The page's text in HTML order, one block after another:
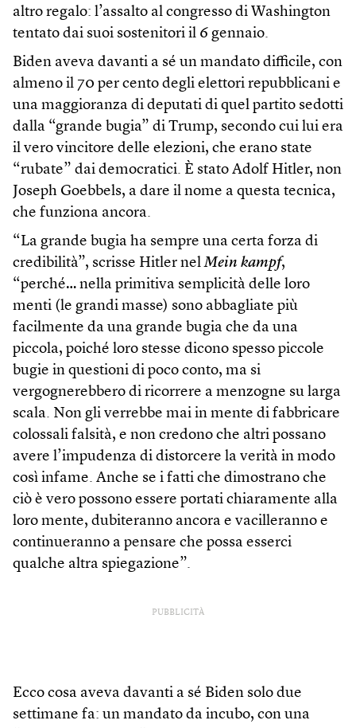
altro regalo: l’assalto al congresso di Washington
tentato dai suoi sostenitori il 6 gennaio.
Biden aveva davanti a sé un mandato difficile, con
almeno il 70 per cento degli elettori repubblicani e
una maggioranza di deputati di quel partito sedotti
dalla “grande bugia” di Trump, secondo cui lui era
il vero vincitore delle elezioni, che erano state
“rubate” dai democratici. È stato Adolf Hitler, non
Joseph Goebbels, a dare il nome a questa tecnica,
che funziona ancora.
“La grande bugia ha sempre una certa forza di
credibilità”, scrisse Hitler nelMein kampf,
“perché… nella primitiva semplicità delle loro
menti (le grandi masse) sono abbagliate più
facilmente da una grande bugia che da una
piccola, poiché loro stesse dicono spesso piccole
bugie in questioni di poco conto, ma si
vergognerebbero di ricorrere a menzogne su larga
scala. Non gli verrebbe mai in mente di fabbricare
colossali falsità, e non credono che altri possano
avere l’impudenza di distorcere la verità in modo
così infame. Anche se i fatti che dimostrano che
ciò è vero possono essere portati chiaramente alla
loro mente, dubiteranno ancora e vacilleranno e
continueranno a pensare che possa esserci
qualche altra spiegazione”.
PUBBLICITÀ
Ecco cosa aveva davanti a sé Biden solo due
settimane fa: un mandato da incubo, con una